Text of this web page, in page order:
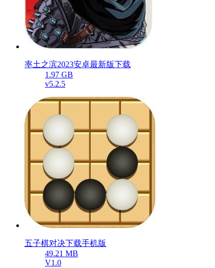
率土之滨2023安卓最新版下载
1.97 GB
v5.2.5
五子棋对决下载手机版
49.21 MB
V1.0